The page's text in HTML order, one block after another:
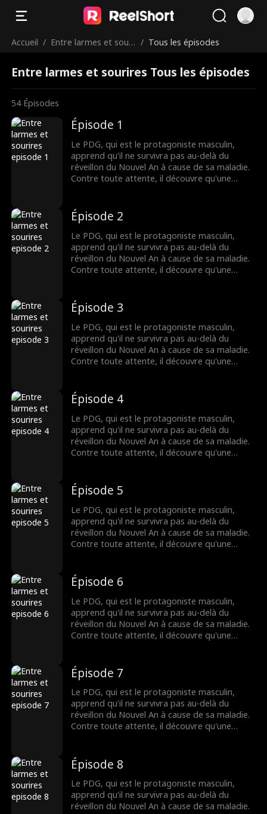
Accueil / Entre larmes et souri / Tous les épisodes
Entre larmes et sourires Tous les épisodes
54 Épisodes
Épisode 1
Le PDG, qui est le protagoniste masculin,
apprend qu'il ne survivra pas au-delà du
réveillon du Nouvel An à cause de sa maladie.
Contre toute attente, il découvre qu'une
vie, le PDG l'épouse de force. Lorsqu'il
découvre que l'étudiante sera en danger de
mort après l'avoir guéri, le PDG, qui est peu à
peu tombé amoureux d'elle, se retrouve dans
un dilemme douloureux...
Épisode 2
Le PDG, qui est le protagoniste masculin,
apprend qu'il ne survivra pas au-delà du
réveillon du Nouvel An à cause de sa maladie.
Contre toute attente, il découvre qu'une
vie, le PDG l'épouse de force. Lorsqu'il
découvre que l'étudiante sera en danger de
mort après l'avoir guéri, le PDG, qui est peu à
peu tombé amoureux d'elle, se retrouve dans
un dilemme douloureux...
Épisode 3
Le PDG, qui est le protagoniste masculin,
apprend qu'il ne survivra pas au-delà du
réveillon du Nouvel An à cause de sa maladie.
Contre toute attente, il découvre qu'une
vie, le PDG l'épouse de force. Lorsqu'il
découvre que l'étudiante sera en danger de
mort après l'avoir guéri, le PDG, qui est peu à
peu tombé amoureux d'elle, se retrouve dans
un dilemme douloureux...
Épisode 4
Le PDG, qui est le protagoniste masculin,
apprend qu'il ne survivra pas au-delà du
réveillon du Nouvel An à cause de sa maladie.
Contre toute attente, il découvre qu'une
vie, le PDG l'épouse de force. Lorsqu'il
découvre que l'étudiante sera en danger de
mort après l'avoir guéri, le PDG, qui est peu à
peu tombé amoureux d'elle, se retrouve dans
un dilemme douloureux...
Épisode 5
Le PDG, qui est le protagoniste masculin,
apprend qu'il ne survivra pas au-delà du
réveillon du Nouvel An à cause de sa maladie.
Contre toute attente, il découvre qu'une
vie, le PDG l'épouse de force. Lorsqu'il
découvre que l'étudiante sera en danger de
mort après l'avoir guéri, le PDG, qui est peu à
peu tombé amoureux d'elle, se retrouve dans
un dilemme douloureux...
Épisode 6
Le PDG, qui est le protagoniste masculin,
apprend qu'il ne survivra pas au-delà du
réveillon du Nouvel An à cause de sa maladie.
Contre toute attente, il découvre qu'une
vie, le PDG l'épouse de force. Lorsqu'il
découvre que l'étudiante sera en danger de
mort après l'avoir guéri, le PDG, qui est peu à
peu tombé amoureux d'elle, se retrouve dans
un dilemme douloureux...
Épisode 7
Le PDG, qui est le protagoniste masculin,
apprend qu'il ne survivra pas au-delà du
réveillon du Nouvel An à cause de sa maladie.
Contre toute attente, il découvre qu'une
vie, le PDG l'épouse de force. Lorsqu'il
découvre que l'étudiante sera en danger de
mort après l'avoir guéri, le PDG, qui est peu à
peu tombé amoureux d'elle, se retrouve dans
un dilemme douloureux...
Épisode 8
Le PDG, qui est le protagoniste masculin,
apprend qu'il ne survivra pas au-delà du
réveillon du Nouvel An à cause de sa maladie.